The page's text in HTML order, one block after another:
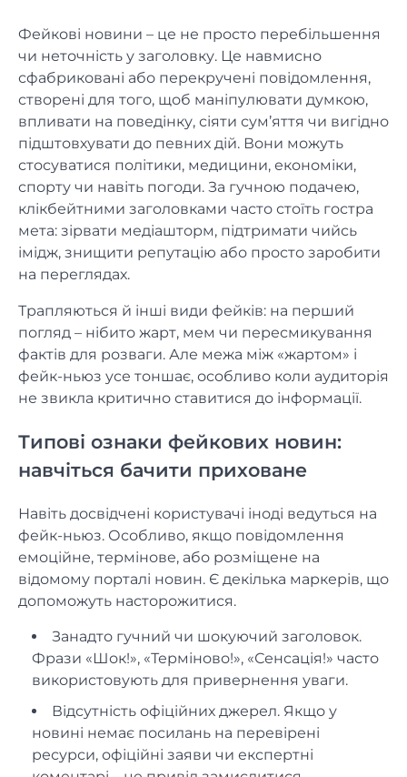
Фейкові новини – це не просто перебільшення
чи неточність у заголовку. Це навмисно
сфабриковані або перекручені повідомлення,
створені для того, щоб маніпулювати думкою,
впливати на поведінку, сіяти сум’яття чи вигідно
підштовхувати до певних дій. Вони можуть
стосуватися політики, медицини, економіки,
спорту чи навіть погоди. За гучною подачею,
клікбейтними заголовками часто стоїть гостра
мета: зірвати медіашторм, підтримати чийсь
імідж, знищити репутацію або просто заробити
на переглядах.
Трапляються й інші види фейків: на перший
погляд – нібито жарт, мем чи пересмикування
фактів для розваги. Але межа між «жартом» і
фейк-ньюз усе тоншає, особливо коли аудиторія
не звикла критично ставитися до інформації.
Типові ознаки фейкових новин:
навчіться бачити приховане
Навіть досвідчені користувачі іноді ведуться на
фейк-ньюз. Особливо, якщо повідомлення
емоційне, термінове, або розміщене на
відомому порталі новин. Є декілька маркерів, що
допоможуть насторожитися.
Занадто гучний чи шокуючий заголовок.
Фрази «Шок!», «Терміново!», «Сенсація!» часто
використовують для привернення уваги.
Відсутність офіційних джерел. Якщо у
новині немає посилань на перевірені
ресурси, офіційні заяви чи експертні